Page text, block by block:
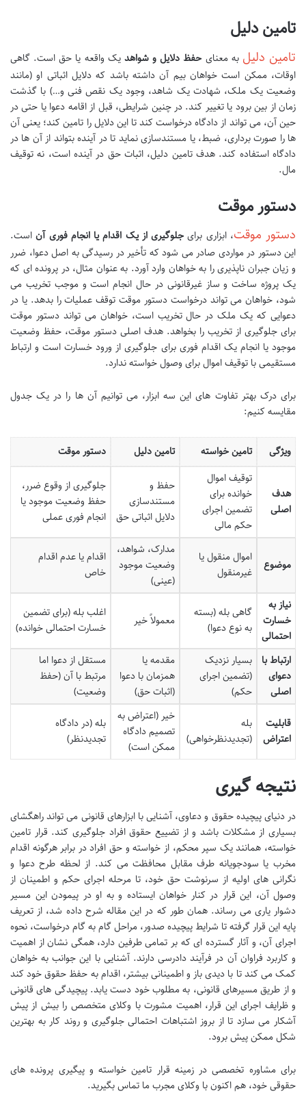
تامین دلیل
تامین دلیل به معنای حفظ دلایل و شواهد یک واقعه یا حق است. گاهی
اوقات، ممکن است خواهان بیم آن داشته باشد که دلایل اثباتی او (مانند
وضعیت یک ملک، شهادت یک شاهد، وجود یک نقص فنی و…) با گذشت
زمان از بین برود یا تغییر کند. در چنین شرایطی، قبل از اقامه دعوا یا حتی در
حین آن، می تواند از دادگاه درخواست کند تا این دلایل را تامین کند؛ یعنی آن
ها را صورت برداری، ضبط، یا مستندسازی نماید تا در آینده بتواند از آن ها در
دادگاه استفاده کند. هدف تامین دلیل، اثبات حق در آینده است، نه توقیف
مال.
دستور موقت
دستور موقت، ابزاری برای جلوگیری از یک اقدام یا انجام فوری آناست.
این دستور در مواردی صادر می شود که تأخیر در رسیدگی به اصل دعوا، ضرر
و زیان جبران ناپذیری را به خواهان وارد آورد. به عنوان مثال، در پرونده ای که
یک پروژه ساخت و ساز غیرقانونی در حال انجام است و موجب تخریب می
شود، خواهان می تواند درخواست دستور موقت توقف عملیات را بدهد. یا در
دعوایی که یک ملک در حال تخریب است، خواهان می تواند دستور موقت
برای جلوگیری از تخریب را بخواهد. هدف اصلی دستور موقت، حفظ وضعیت
موجود یا انجام یک اقدام فوری برای جلوگیری از ورود خسارت است و ارتباط
مستقیمی با توقیف اموال برای وصول خواسته ندارد.
برای درک بهتر تفاوت های این سه ابزار، می توانیم آن ها را در یک جدول
مقایسه کنیم:
ویژگی تامین خواسته تامین دلیل دستور موقت
هدف
اصلی
توقیف اموال
خوانده برای
تضمین اجرای
حکم مالی
حفظ و
مستندسازی
دلایل اثباتی حق
جلوگیری از وقوع ضرر،
حفظ وضعیت موجود یا
انجام فوری عملی
موضوع
اموال منقول یا
غیرمنقول
مدارک، شواهد،
وضعیت موجود
(عینی)
اقدام یا عدم اقدام
خاص
نیاز به
خسارت
احتمالی
گاهی بله (بسته
به نوع دعوا)
معمولاً خیر
اغلب بله (برای تضمین
خسارت احتمالی خوانده)
ارتباط با
دعوای
اصلی
بسیار نزدیک
(تضمین اجرای
حکم)
مقدمه یا
همزمان با دعوا
(اثبات حق)
مستقل از دعوا اما
مرتبط با آن (حفظ
وضعیت)
قابلیت
اعتراض
بله
(تجدیدنظرخواهی)
خیر (اعتراض به
تصمیم دادگاه
ممکن است)
بله (در دادگاه
تجدیدنظر)
نتیجه گیری
در دنیای پیچیده حقوق و دعاوی، آشنایی با ابزارهای قانونی می تواند راهگشای
بسیاری از مشکلات باشد و از تضییع حقوق افراد جلوگیری کند. قرار تامین
خواسته، همانند یک سپر محکم، از خواسته و حق افراد در برابر هرگونه اقدام
مخرب یا سودجویانه طرف مقابل محافظت می کند. از لحظه طرح دعوا و
نگرانی های اولیه از سرنوشت حق خود، تا مرحله اجرای حکم و اطمینان از
وصول آن، این قرار در کنار خواهان ایستاده و به او در پیمودن این مسیر
دشوار یاری می رساند. همان طور که در این مقاله شرح داده شد، از تعریف
پایه این قرار گرفته تا شرایط پیچیده صدور، مراحل گام به گام درخواست، نحوه
اجرای آن، و آثار گسترده ای که بر تمامی طرفین دارد، همگی نشان از اهمیت
و کاربرد فراوان آن در فرآیند دادرسی دارند. آشنایی با این جوانب به خواهان
کمک می کند تا با دیدی باز و اطمینانی بیشتر، اقدام به حفظ حقوق خود کند
و از طریق مسیرهای قانونی، به مطلوب خود دست یابد. پیچیدگی های قانونی
و ظرایف اجرای این قرار، اهمیت مشورت با وکلای متخصص را بیش از پیش
آشکار می سازد تا از بروز اشتباهات احتمالی جلوگیری و روند کار به بهترین
شکل ممکن پیش برود.
برای مشاوره تخصصی در زمینه قرار تامین خواسته و پیگیری پرونده های
حقوقی خود، هم اکنون با وکلای مجرب ما تماس بگیرید.